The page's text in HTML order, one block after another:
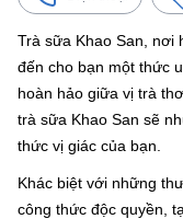
Trà sữa Khao San, nơi
đến cho bạn một thức
hoàn hảo giữa vị trà
trà sữa Khao San sẽ
thức vị giác của bạn.
Khác biệt với những
công thức độc quyền,